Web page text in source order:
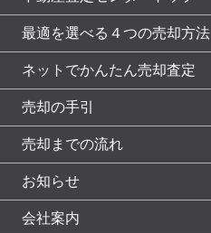
最適を選べる４つの売却方法
ネットでかんたん売却査定
売却の手引
売却までの流れ
お知らせ
会社案内